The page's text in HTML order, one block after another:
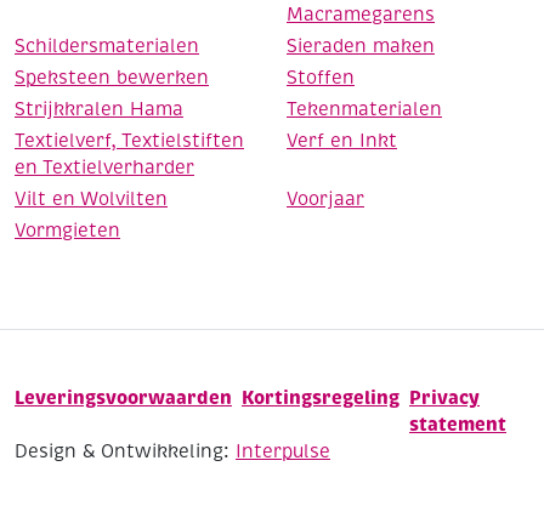
Macramegarens
Schildersmaterialen
Sieraden maken
Speksteen bewerken
Stoffen
Strijkkralen Hama
Tekenmaterialen
Textielverf, Textielstiften
en Textielverharder
Verf en Inkt
Vilt en Wolvilten
Voorjaar
Vormgieten
Leveringsvoorwaarden Kortingsregeling Privacy
statement
Design & Ontwikkeling: Interpulse